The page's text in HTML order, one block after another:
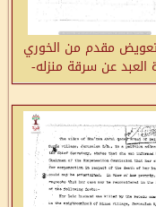
مقدم من الخوري
العبد عن سرقة منزله-
جفنا